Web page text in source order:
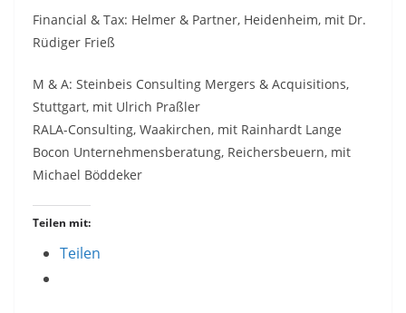
Financial & Tax: Helmer & Partner, Heidenheim, mit Dr.
Rüdiger Frieß
M & A: Steinbeis Consulting Mergers & Acquisitions,
Stuttgart, mit Ulrich Praßler
RALA-Consulting, Waakirchen, mit Rainhardt Lange
Bocon Unternehmensberatung, Reichersbeuern, mit
Michael Böddeker
Teilen mit:
Teilen